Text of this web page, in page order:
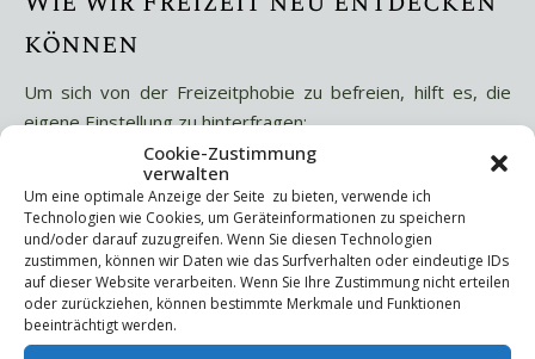
Cookie-Zustimmung
verwalten
Um eine optimale Anzeige der Seite zu bieten, verwende ich
Technologien wie Cookies, um Geräteinformationen zu speichern
und/oder darauf zuzugreifen. Wenn Sie diesen Technologien
zustimmen, können wir Daten wie das Surfverhalten oder eindeutige IDs
auf dieser Website verarbeiten. Wenn Sie Ihre Zustimmung nicht erteilen
oder zurückziehen, können bestimmte Merkmale und Funktionen
beeinträchtigt werden.
können
Um sich von der Freizeitphobie zu befreien, hilft es, die
eigene Einstellung zu hinterfragen:
Bewusst Langeweile zulassen: Nicht jede Minute
muss produktiv sein. Einfach nur aus dem Fenster
schauen oder gedankenverloren vor sich hinträumen ist
völlig in Ordnung.
Smartphone-Pausen einlegen: Weniger Social Media
und Nachrichtenkonsum können helfen, innere Ruhe
wiederzufinden.